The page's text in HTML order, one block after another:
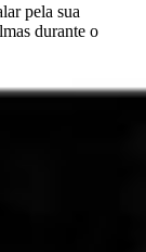
pela sua
durante o